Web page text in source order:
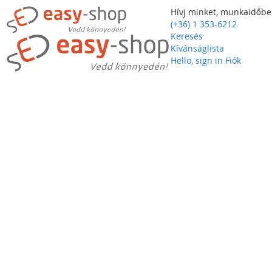
Hívj minket,
(+36) 1 353-6212
Keresés
Kívánságlista
Hello, sign in Fiók